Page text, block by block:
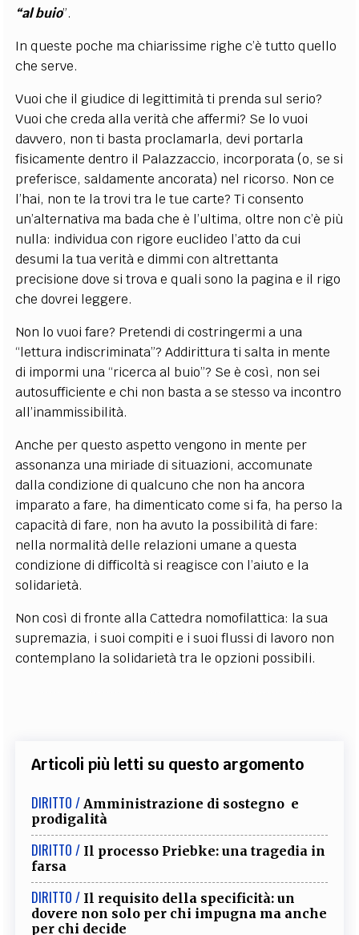
“al buio”.
In queste poche ma chiarissime righe c’è tutto quello
che serve.
Vuoi che il giudice di legittimità ti prenda sul serio?
Vuoi che creda alla verità che affermi? Se lo vuoi
davvero, non ti basta proclamarla, devi portarla
fisicamente dentro il Palazzaccio, incorporata (o, se si
preferisce, saldamente ancorata) nel ricorso. Non ce
l’hai, non te la trovi tra le tue carte? Ti consento
un’alternativa ma bada che è l’ultima, oltre non c’è più
nulla: individua con rigore euclideo l’atto da cui
desumi la tua verità e dimmi con altrettanta
precisione dove si trova e quali sono la pagina e il rigo
che dovrei leggere.
Non lo vuoi fare? Pretendi di costringermi a una
“lettura indiscriminata”? Addirittura ti salta in mente
di impormi una “ricerca al buio”? Se è così, non sei
autosufficiente e chi non basta a se stesso va incontro
all’inammissibilità.
Anche per questo aspetto vengono in mente per
assonanza una miriade di situazioni, accomunate
dalla condizione di qualcuno che non ha ancora
imparato a fare, ha dimenticato come si fa, ha perso la
capacità di fare, non ha avuto la possibilità di fare:
nella normalità delle relazioni umane a questa
condizione di difficoltà si reagisce con l’aiuto e la
solidarietà.
Non così di fronte alla Cattedra nomofilattica: la sua
supremazia, i suoi compiti e i suoi flussi di lavoro non
contemplano la solidarietà tra le opzioni possibili.
Articoli più letti su questo argomento
DIRITTO / Amministrazione di sostegno e
prodigalità
DIRITTO / Il processo Priebke: una tragedia in
farsa
DIRITTO / Il requisito della specificità: un
dovere non solo per chi impugna ma anche
per chi decide